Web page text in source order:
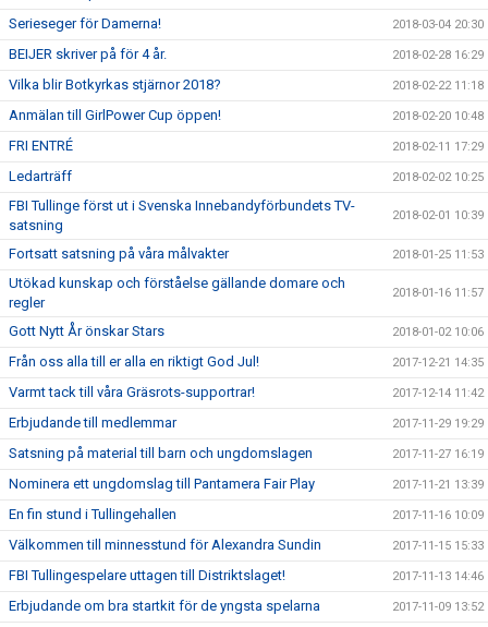
Serieseger för Damerna! 2018-03-04 20:30
BEIJER skriver på för 4 år. 2018-02-28 16:29
Vilka blir Botkyrkas stjärnor 2018? 2018-02-22 11:18
Anmälan till GirlPower Cup öppen! 2018-02-20 10:48
FRI ENTRÉ 2018-02-11 17:29
Ledarträff 2018-02-02 10:25
FBI Tullinge först ut i Svenska Innebandyförbundets TV-
satsning
2018-02-01 10:39
Fortsatt satsning på våra målvakter 2018-01-25 11:53
Utökad kunskap och förståelse gällande domare och
regler
2018-01-16 11:57
Gott Nytt År önskar Stars 2018-01-02 10:06
Från oss alla till er alla en riktigt God Jul! 2017-12-21 14:35
Varmt tack till våra Gräsrots-supportrar! 2017-12-14 11:42
Erbjudande till medlemmar 2017-11-29 19:29
Satsning på material till barn och ungdomslagen 2017-11-27 16:19
Nominera ett ungdomslag till Pantamera Fair Play 2017-11-21 13:39
En fin stund i Tullingehallen 2017-11-16 10:09
Välkommen till minnesstund för Alexandra Sundin 2017-11-15 15:33
FBI Tullingespelare uttagen till Distriktslaget! 2017-11-13 14:46
Erbjudande om bra startkit för de yngsta spelarna 2017-11-09 13:52